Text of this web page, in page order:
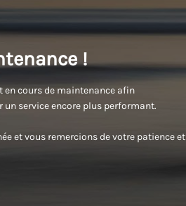
!
cours de maintenance afin
un service encore plus performant.
et vous remercions de votre patience et